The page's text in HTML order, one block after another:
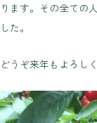
ります。その全ての
した。
どうぞ来年もよろし